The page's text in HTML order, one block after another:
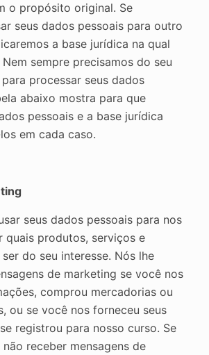
o propósito original. Se
seus dados pessoais para outro
a base jurídica na qual
sempre precisamos do seu
processar seus dados
abaixo mostra para que
pessoais e a base jurídica
em cada caso.
seus dados pessoais para nos
quais produtos, serviços e
do seu interesse. Nós lhe
de marketing se você nos
comprou mercadorias ou
ou se você nos forneceu seus
registrou para nosso curso. Se
receber mensagens de